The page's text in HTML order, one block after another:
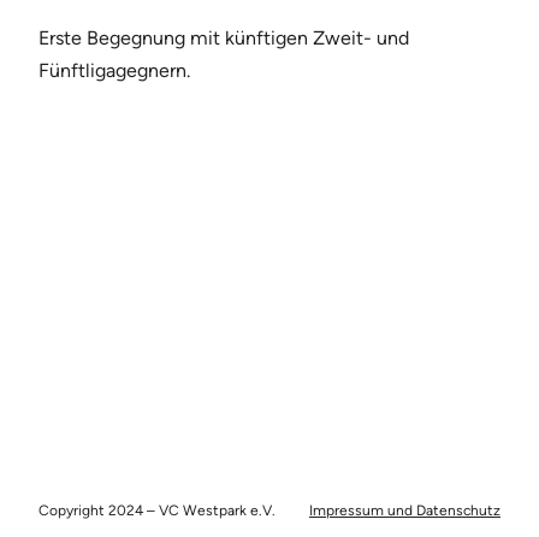
Erste Begegnung mit künftigen Zweit- und
Fünftligagegnern.
Copyright 2024 – VC Westpark e.V. Impressum und Datenschutz